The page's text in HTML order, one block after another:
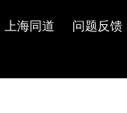
上海同道 问题反馈